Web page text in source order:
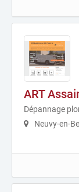
ART
Dépannage
Neuvy-en-